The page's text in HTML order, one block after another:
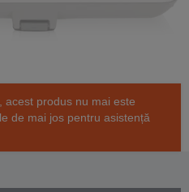
produs nu mai este
de mai jos pentru asistență